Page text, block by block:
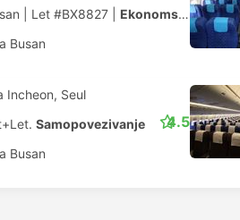
Let #BX8827 Ekonomska klasa
Busan
Incheon, Seul
Samopovezivanje
Busan
4.5